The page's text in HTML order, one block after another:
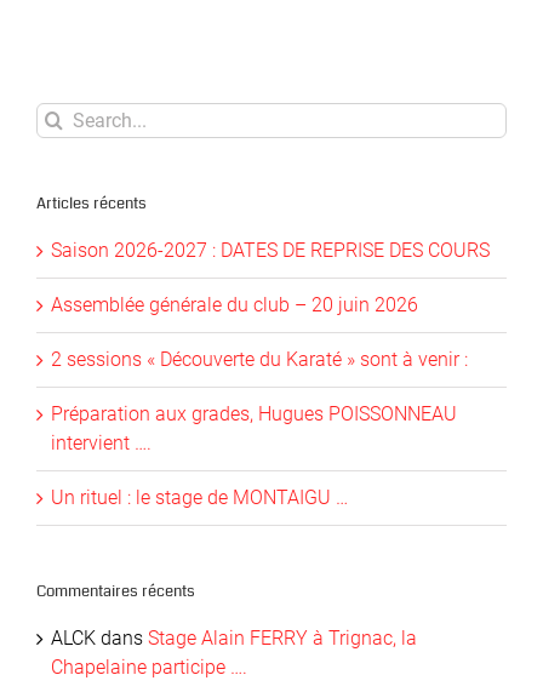
Search
for:
Articles récents
Saison 2026-2027 : DATES DE REPRISE DES COURS
Assemblée générale du club – 20 juin 2026
2 sessions « Découverte du Karaté » sont à venir :
Préparation aux grades, Hugues POISSONNEAU
intervient ….
Un rituel : le stage de MONTAIGU …
Commentaires récents
ALCK dans Stage Alain FERRY à Trignac, la
Chapelaine participe ….